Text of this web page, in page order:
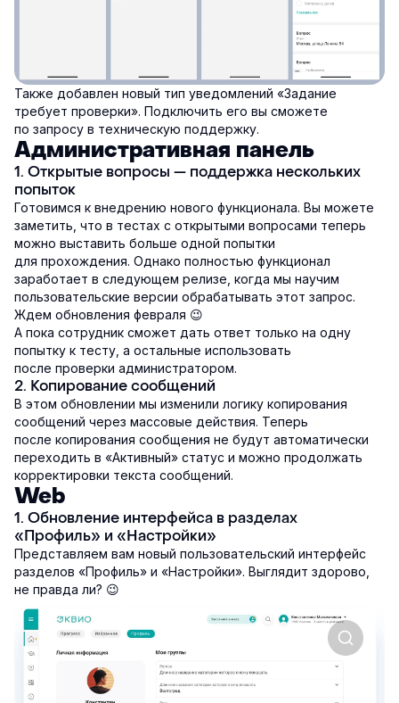
Также добавлен новый тип уведомлений «Задание
требует проверки». Подключить его вы сможете
по запросу в техническую поддержку.
Административная панель
1. Открытые вопросы — поддержка нескольких
попыток
Готовимся к внедрению нового функционала. Вы можете
заметить, что в тестах с открытыми вопросами теперь
можно выставить больше одной попытки
для прохождения. Однако полностью функционал
заработает в следующем релизе, когда мы научим
пользовательские версии обрабатывать этот запрос.
Ждем обновления февраля 😉
А пока сотрудник сможет дать ответ только на одну
попытку к тесту, а остальные использовать
после проверки администратором.
2. Копирование сообщений
В этом обновлении мы изменили логику копирования
сообщений через массовые действия. Теперь
после копирования сообщения не будут автоматически
переходить в «Активный» статус и можно продолжать
корректировки текста сообщений.
Web
1. Обновление интерфейса в разделах
«Профиль» и «Настройки»
Представляем вам новый пользовательский интерфейс
разделов «Профиль» и «Настройки». Выглядит здорово,
не правда ли? 😉